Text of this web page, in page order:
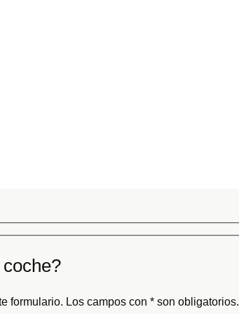
formulario. Los campos con * son obligatorios.